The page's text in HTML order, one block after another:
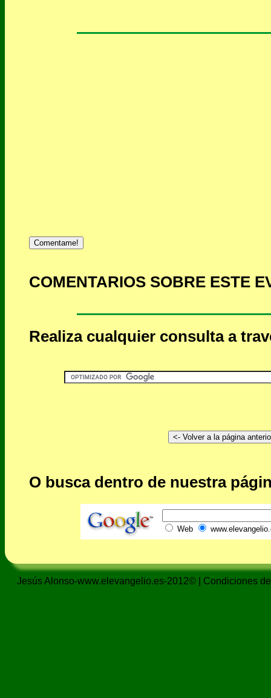
Comentame!
COMENTARIOS SOBRE ESTE
Realiza cualquier consulta a
O busca dentro de nuestra
Web
Jesús Alonso-www.elevangelio.es-2012© | Condiciones